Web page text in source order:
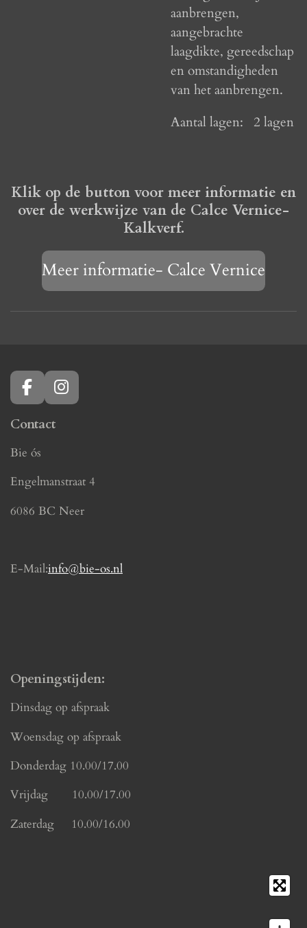
aanbrengen,
aangebrachte
laagdikte, gereedschap
en omstandigheden
van het aanbrengen.
Aantal lagen:
2 lagen
Klik op de button voor meer informatie en
over de werkwijze van de Calce Vernice-
Kalkverf.
Meer informatie- Calce Vernice
F
a
c
b
o
I
n
r
m
Contact
Bie ós
Engelmanstraat 4
6086 BC Neer
E-Mail:info@bie-os.nl
Openingstijden:
Dinsdag op afspraak
Woensdag op afspraak
Donderdag 10.00/17.00
Vrijdag 10.00/17.00
Zaterdag 10.00/16.00